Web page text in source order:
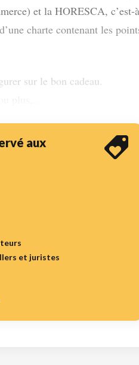
et la HORESCA, c’est-
charte contenant les
sur le bon cadeau.
aux
et juristes